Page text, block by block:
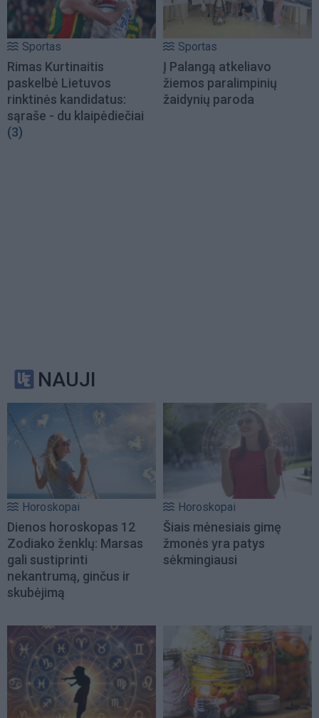
Sportas
Rimas Kurtinaitis
paskelbė Lietuvos
rinktinės kandidatus:
sąraše - du klaipėdiečiai
(3)
Sportas
Į Palangą atkeliavo
žiemos paralimpinių
žaidynių paroda
NAUJI
Horoskopai
Dienos horoskopas 12
Zodiako ženklų: Marsas
gali sustiprinti
nekantrumą, ginčus ir
skubėjimą
Horoskopai
Šiais mėnesiais gimę
žmonės yra patys
sėkmingiausi